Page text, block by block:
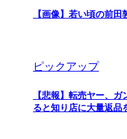
【画像】若い頃の前田
ピックアップ
【悲報】転売ヤー、
ると知り店に大量返品